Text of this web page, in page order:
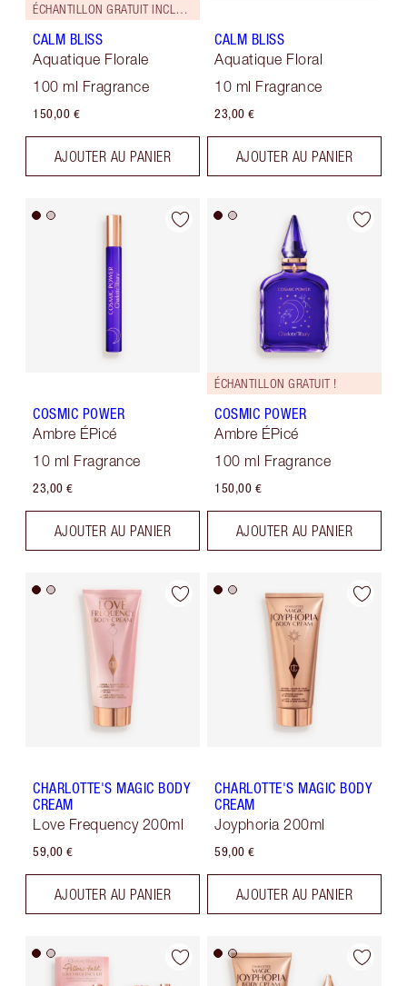
ÉCHANTILLON GRATUIT INCLUS !
CALM BLISS
Aquatique Florale
100 ml Fragrance
150,00 €
AJOUTER AU PANIER
CALM BLISS
Aquatique Floral
10 ml Fragrance
23,00 €
AJOUTER AU PANIER
COSMIC POWER
Ambre ÉPicé
10 ml Fragrance
23,00 €
AJOUTER AU PANIER
ÉCHANTILLON GRATUIT !
COSMIC POWER
Ambre ÉPicé
100 ml Fragrance
150,00 €
AJOUTER AU PANIER
CHARLOTTE'S MAGIC BODY
CREAM
Love Frequency 200ml
59,00 €
AJOUTER AU PANIER
CHARLOTTE'S MAGIC BODY
CREAM
Joyphoria 200ml
59,00 €
AJOUTER AU PANIER